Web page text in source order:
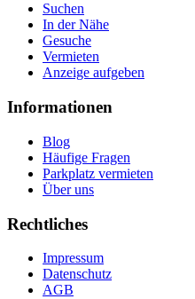
Suchen
In der Nähe
Gesuche
Vermieten
Anzeige aufgeben
Informationen
Blog
Häufige Fragen
Parkplatz vermieten
Über uns
Rechtliches
Impressum
Datenschutz
AGB